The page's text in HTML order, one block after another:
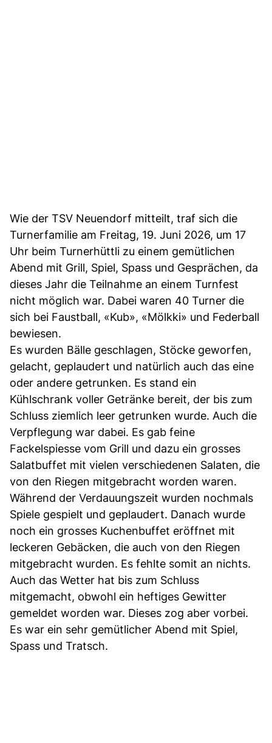
Wie der TSV Neuendorf mitteilt, traf sich die
Turnerfamilie am Freitag, 19. Juni 2026, um 17
Uhr beim Turnerhüttli zu einem gemütlichen
Abend mit Grill, Spiel, Spass und Gesprächen, da
dieses Jahr die Teilnahme an einem Turnfest
nicht möglich war. Dabei waren 40 Turner die
sich bei Faustball, «Kub», «Mölkki» und Federball
bewiesen.
Es wurden Bälle geschlagen, Stöcke geworfen,
gelacht, geplaudert und natürlich auch das eine
oder andere getrunken. Es stand ein
Kühlschrank voller Getränke bereit, der bis zum
Schluss ziemlich leer getrunken wurde. Auch die
Verpflegung war dabei. Es gab feine
Fackelspiesse vom Grill und dazu ein grosses
Salatbuffet mit vielen verschiedenen Salaten, die
von den Riegen mitgebracht worden waren.
Während der Verdauungszeit wurden nochmals
Spiele gespielt und geplaudert. Danach wurde
noch ein grosses Kuchenbuffet eröffnet mit
leckeren Gebäcken, die auch von den Riegen
mitgebracht wurden. Es fehlte somit an nichts.
Auch das Wetter hat bis zum Schluss
mitgemacht, obwohl ein heftiges Gewitter
gemeldet worden war. Dieses zog aber vorbei.
Es war ein sehr gemütlicher Abend mit Spiel,
Spass und Tratsch.